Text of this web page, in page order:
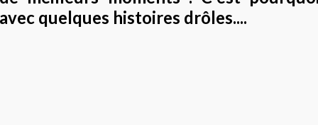
avec quelques histoires drôles....